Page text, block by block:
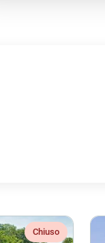
Chiuso